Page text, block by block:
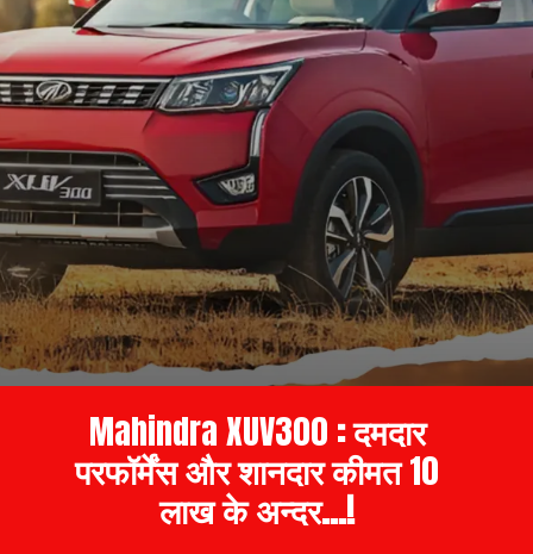
MahindraXUV300 : दमदार
परफॉर्मेंस और शानदार कीमत10
लाख के अन्दर...!